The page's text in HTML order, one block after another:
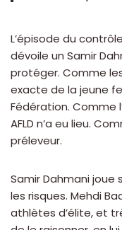
L’épisode du
dévoile un Samir
protéger. Comme
exacte de la jeune
Fédération. Comme
AFLD n’a eu lieu.
préleveur.
Samir Dahmani joue
les risques. Mehdi
athlètes d’élite, et